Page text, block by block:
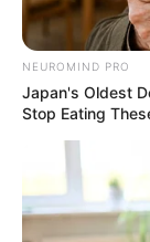
NEUROMIND PRO
Japan's Oldest
Stop Eating